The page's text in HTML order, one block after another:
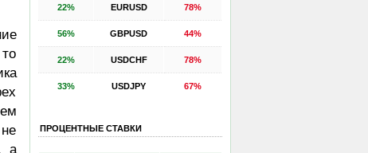
а
22% EURUSD 78%
56% GBPUSD 44%
22% USDCHF 78%
33% USDJPY 67%
ПРОЦЕНТНЫЕ СТАВКИ